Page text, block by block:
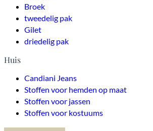
Broek
tweedelig pak
Gilet
driedelig pak
Huis
Candiani Jeans
Stoffen voor hemden op maat
Stoffen voor jassen
Stoffen voor kostuums